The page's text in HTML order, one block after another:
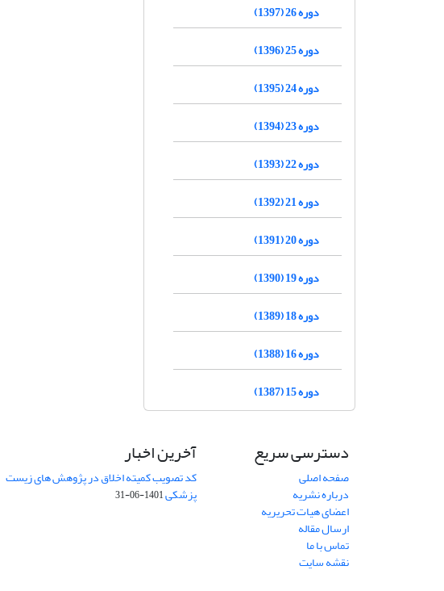
دوره 26 (1397)
دوره 25 (1396)
دوره 24 (1395)
دوره 23 (1394)
دوره 22 (1393)
دوره 21 (1392)
دوره 20 (1391)
دوره 19 (1390)
دوره 18 (1389)
دوره 16 (1388)
دوره 15 (1387)
دسترسی سریع
صفحه اصلی
درباره نشریه
اعضای هیات تحریریه
ارسال مقاله
تماس با ما
نقشه سایت
آخرین اخبار
کد تصویب کمیته اخلاق در پژوهش های زیست
پزشکی1401-06-31